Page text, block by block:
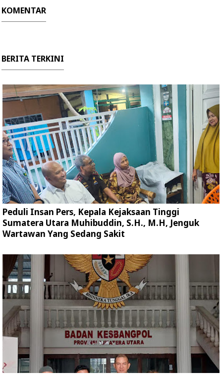
KOMENTAR
BERITA TERKINI
Peduli Insan Pers, Kepala Kejaksaan Tinggi
Sumatera Utara Muhibuddin, S.H., M.H, Jenguk
Wartawan Yang Sedang Sakit